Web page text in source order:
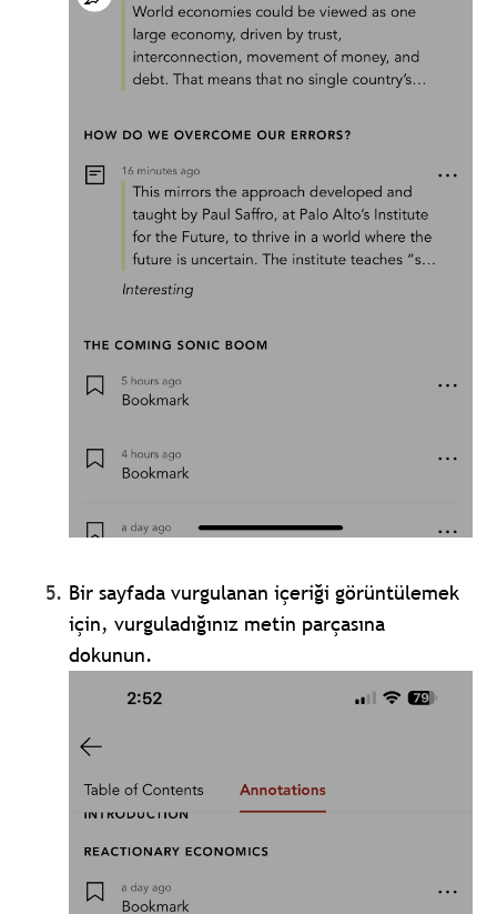
Bir sayfada vurgulanan içeriği görüntülemek
için, vurguladığınız metin parçasına
dokunun.